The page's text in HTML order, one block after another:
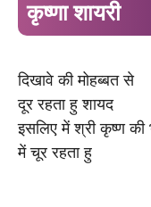
कृष्णा शायरी
दिखावे की मोहब्बत से
दूर रहता हु शायद
इसलिए में श्री कृष्ण
में चूर रहता हु